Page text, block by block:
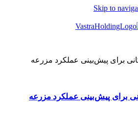
Skip to
برای پیش‌بینی عملکرد مزرعه